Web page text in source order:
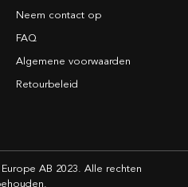
Neem contact op
FAQ
Algemene voorwaarden
Retourbeleid
AB 2023. Alle rechten